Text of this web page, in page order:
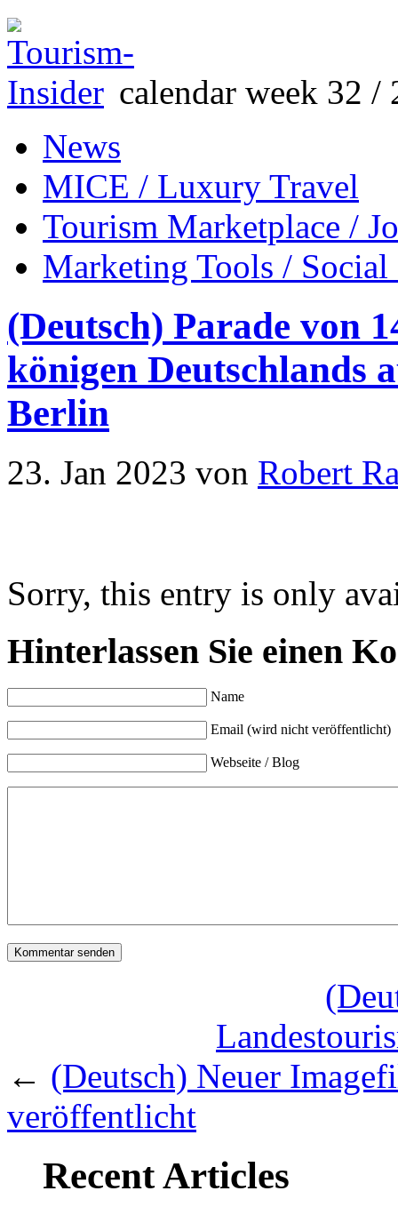
calendar week 32 /
News
MICE / Luxury Travel
Tourism Marketplace /
Marketing Tools /
(Deutsch) Parade von
königen Deutschlands
Berlin
23. Jan 2023 von Robert
Sorry, this entry is only
Hinterlassen Sie einen
Name
Email (wird nicht veröffentlicht)
Webseite / Blog
← (Deutsch) Neuer
veröffentlicht
Recent Articles